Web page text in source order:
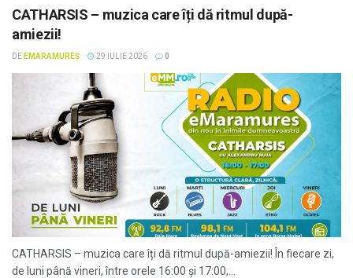
CATHARSIS – muzica care îți dă ritmul după-
amiezii!
DE EMARAMUREȘ 29 IULIE 2026 0
CATHARSIS – muzica care îți dă ritmul după-amiezii! În fiecare zi,
de luni până vineri, între orele 16:00 și 17:00,...